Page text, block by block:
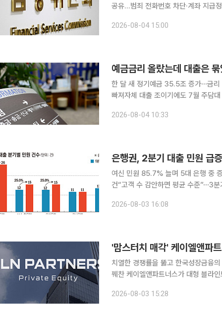
공유…범죄 전화번호 차단·계좌 지급정지에 활용 금융회사와 통신사, 수사
성 애플리케이션(앱) 정보를 결합해
2026-08-04 15:00
예금금리 올랐는데 대출은
한 달 새 정기예금 35.5조 증가⋯금리
빠져자체 대출 조이기에도 7월 주담대 2.8조 급증 시차 착
지 않는 요구불예금은 빠져나가는 반
2026-08-04 10:33
은행권, 2분기 대출 민원 급
여신 민원 85.7% 늘며 5대 은행 중
건“고객 수 감안하면 평균 수준”⋯3분기 민원 주목 대출 조이기 여파로
(대출) 민원이 폭증하며 전체 증가세
2026-08-03 16:08
'맘스터치 매각' 케이엘앤파
치열한 경쟁률을 뚫고 한국성장금융
꿰찬 케이엘앤파트너스가 대형 블라
를 내는 모습이다. 3일 투
2026-08-03 15:28